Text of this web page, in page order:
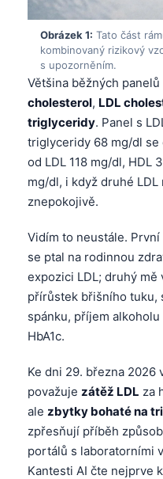
Obrázek 1: Tato část
kombinovaný rizikový
s upozorněním.
Většina běžných
cholesterol, LDL
triglyceridy. Panel s
triglyceridy 68 mg/dl se
od LDL 118 mg/dl, HDL
mg/dl, i když druhé
znepokojivě.
Vidím to neustále.
se ptal na rodinnou
expozici LDL; druhý mě
přírůstek břišního tuku,
spánku, příjem
HbA1c.
Ke dni 29. března 2026
považuje zátěž LDL za
ale zbytky bohaté na
zpřesňují příběh
portálů s laboratorními
Kantesti AI čte nejprve